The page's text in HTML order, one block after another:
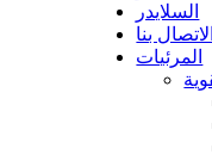
السلايدر
الاتصال بنا
المرئيات